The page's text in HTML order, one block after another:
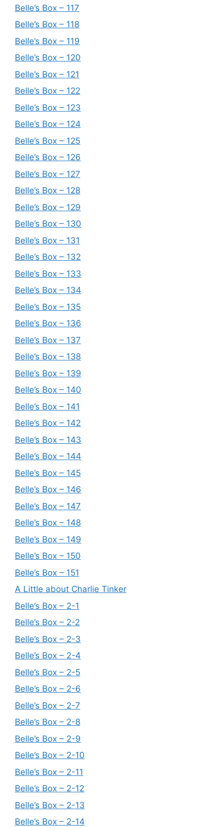
Belle’s Box – 117
Belle’s Box – 118
Belle’s Box – 119
Belle’s Box – 120
Belle’s Box – 121
Belle’s Box – 122
Belle’s Box – 123
Belle’s Box – 124
Belle’s Box – 125
Belle’s Box – 126
Belle’s Box – 127
Belle’s Box – 128
Belle’s Box – 129
Belle’s Box – 130
Belle’s Box – 131
Belle’s Box – 132
Belle’s Box – 133
Belle’s Box – 134
Belle’s Box – 135
Belle’s Box – 136
Belle’s Box – 137
Belle’s Box – 138
Belle’s Box – 139
Belle’s Box – 140
Belle’s Box – 141
Belle’s Box – 142
Belle’s Box – 143
Belle’s Box – 144
Belle’s Box – 145
Belle’s Box – 146
Belle’s Box – 147
Belle’s Box – 148
Belle’s Box – 149
Belle’s Box – 150
Belle’s Box – 151
A Little about Charlie Tinker
Belle’s Box – 2-1
Belle’s Box – 2-2
Belle’s Box – 2-3
Belle’s Box – 2-4
Belle’s Box – 2-5
Belle’s Box – 2-6
Belle’s Box – 2-7
Belle’s Box – 2-8
Belle’s Box – 2-9
Belle’s Box – 2-10
Belle’s Box – 2-11
Belle’s Box – 2-12
Belle’s Box – 2-13
Belle’s Box – 2-14